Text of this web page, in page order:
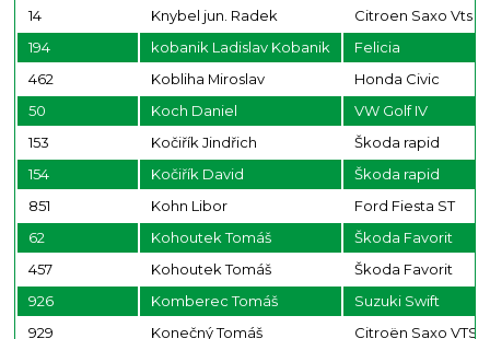
14
Knybel jun. Radek
Citroen Saxo Vts
194
kobanik Ladislav Kobanik
Felicia
462
Kobliha Miroslav
Honda Civic
50
Koch Daniel
VW Golf IV
153
Kočiřík Jindřich
Škoda rapid
154
Kočiřík David
Škoda rapid
851
Kohn Libor
Ford Fiesta ST
62
Kohoutek Tomáš
Škoda Favorit
457
Kohoutek Tomáš
Škoda Favorit
926
Komberec Tomáš
Suzuki Swift
929
Konečný Tomáš
Citroën Saxo VTS